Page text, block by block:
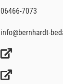
06466-7073
info@bernhardt-